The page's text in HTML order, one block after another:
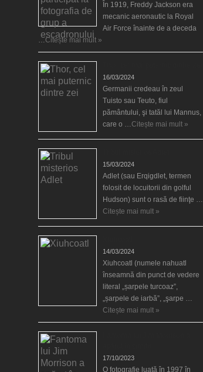
În 1919, Freddy Jackson era
mecanic aeronautic la Royal
Air Force înainte de a deceda
…Citește mai mult »
16/03/2024
Germanii credeau în zeul
Tuisto sau Teuto, fiul
pământului, şi tatăl lui Mannus,
care o …Citește mai mult »
15/03/2024
Adlet (sau Erqigdlet, termen
folosit de locuitorii din golful
Hudson) sunt o rasă de fiinţe …
Citește mai mult »
14/03/2024
Xiuhcoatl (numele nahuatl
înseamnă din punct de vedere
literal „șarpele turcoaz”,
„șarpele de iarbă”, „şarpe …
Citește mai mult »
17/10/2023
O fotografie luată în 1997 în